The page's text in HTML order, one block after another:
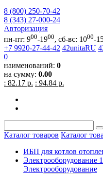
8 (800) 250-70-42
8 (343) 27-000-24
Авторизация
пн-пт: 900-1900, сб-вс: 1000-
+7 9920-27-44-42 42unitaRU
0
наименований: 0
на сумму: 0.00
: 82.17 р. : 94.84 р.
Каталог товаров Каталог
ИБП для котлов
Электрооборудование
Электрооборудование